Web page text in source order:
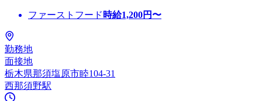
ファーストフード 時給1,200円〜
勤務地
面接地
栃木県那須塩原市睦104-31
西那須野駅